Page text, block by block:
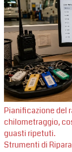
Pianificazione del
chilometraggio,
guasti ripetuti.
Strumenti di